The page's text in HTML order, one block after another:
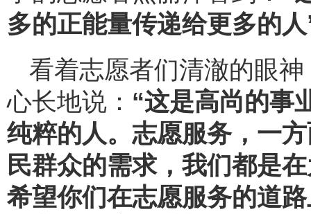
多的正能量传递给更多的
看着志愿者们清澈的眼
心长地说： “这是高尚的事
纯粹的人。志愿服务，一
民群众的需求，我们都是
希望你们在志愿服务的道